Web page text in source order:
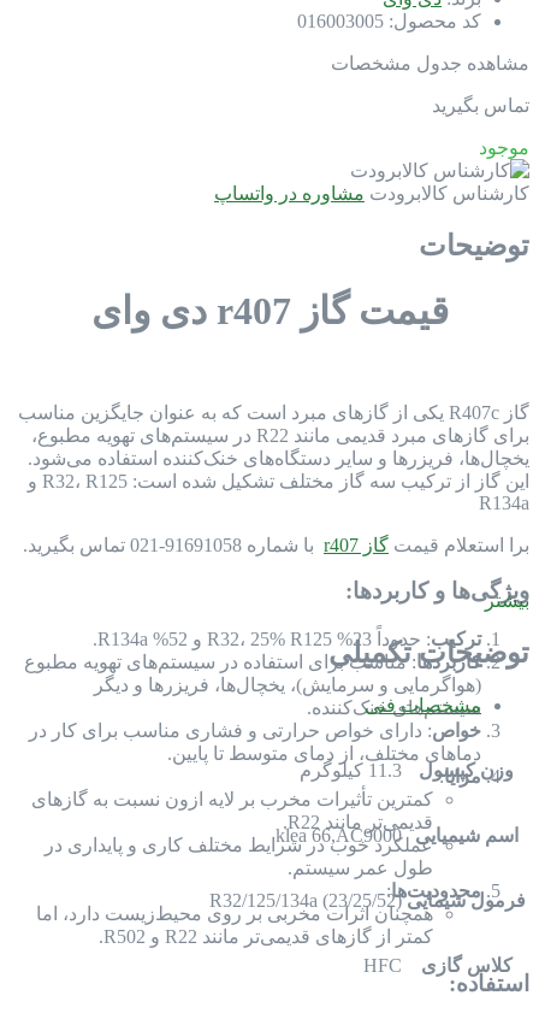
کد محصول: 016003005
مشاهده جدول مشخصات
تماس بگیرید
موجود
کارشناس کالابرودت مشاوره در واتساپ
توضیحات
قیمت گاز r407 دی وای
گاز R407c یکی از گازهای مبرد است که به عنوان جایگزین مناسب
برای گازهای مبرد قدیمی مانند R22 در سیستم‌های تهویه مطبوع،
یخچال‌ها، فریزرها و سایر دستگاه‌های خنک‌کننده استفاده می‌شود.
این گاز از ترکیب سه گاز مختلف تشکیل شده است: R32، R125 و
R134a
برا استعلام قیمت گاز r407 با شماره 91691058-021 تماس بگیرید.
ویژگی‌ها و کاربردها:
ترکیب: حدوداً 23% R32، 25% R125 و 52% R134a.
کاربردها: مناسب برای استفاده در سیستم‌های تهویه مطبوع
(هواگرمایی و سرمایش)، یخچال‌ها، فریزرها و دیگر
سیستم‌های خنک‌کننده.
خواص: دارای خواص حرارتی و فشاری مناسب برای کار در
دماهای مختلف، از دمای متوسط تا پایین.
مزایا:
کمترین تأثیرات مخرب بر لایه ازون نسبت به گازهای
قدیمی‌تر مانند R22.
عملکرد خوب در شرایط مختلف کاری و پایداری در
طول عمر سیستم.
محدودیت‌ها:
همچنان اثرات مخربی بر روی محیط‌زیست دارد، اما
کمتر از گازهای قدیمی‌تر مانند R22 و R502.
استفاده:
بیشتر
توضیحات تکمیلی
مشخصات فنی
وزن کپسول 11.3 کیلوگرم
اسم شیمیایی klea 66,AC9000
فرمول شیمایی R32/125/134a (23/25/52)
کلاس گازی HFC